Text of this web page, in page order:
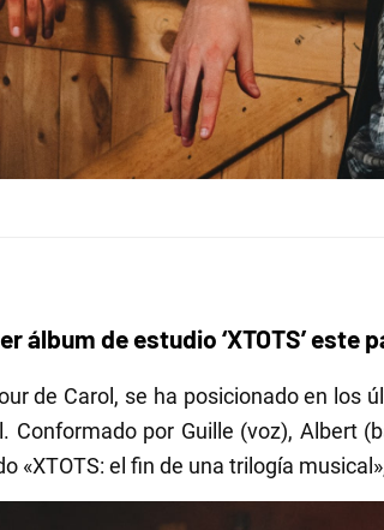
álbum de estudio ‘XTOTS’ este
de Carol, se ha posicionado en
Conformado por Guille (voz), Albert
«XTOTS: el fin de una trilogía